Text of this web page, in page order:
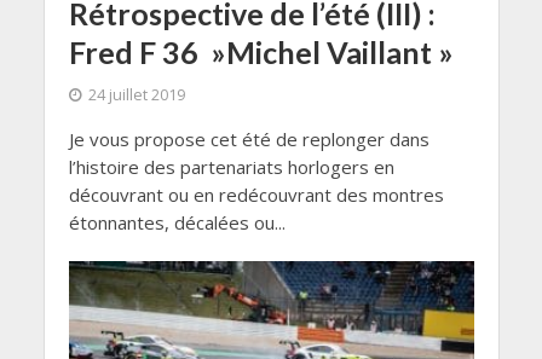
Rétrospective de l’été (III) :
Fred F 36 »Michel Vaillant »
24 juillet 2019
Je vous propose cet été de replonger dans
l’histoire des partenariats horlogers en
découvrant ou en redécouvrant des montres
étonnantes, décalées ou...